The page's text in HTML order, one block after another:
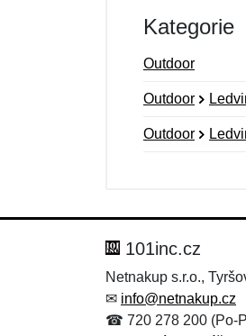
Kategorie
Outdoor
Outdoor
Outdoor
Zpráva*
Zpráva*
101inc.cz
Netnakup s.r.o.,
✉ info@netnakup.cz
☎ 720 278 200 (Po-